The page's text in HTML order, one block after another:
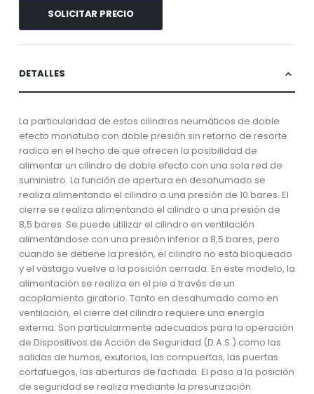
SOLICITAR PRECIO
DETALLES
La particularidad de estos cilindros neumáticos de doble
efecto monotubo con doble presión sin retorno de resorte
radica en el hecho de que ofrecen la posibilidad de
alimentar un cilindro de doble efecto con una sola red de
suministro. La función de apertura en desahumado se
realiza alimentando el cilindro a una presión de 10 bares. El
cierre se realiza alimentando el cilindro a una presión de
8,5 bares. Se puede utilizar el cilindro en ventilación
alimentándose con una presión inferior a 8,5 bares, pero
cuando se detiene la presión, el cilindro no está bloqueado
y el vástago vuelve a la posición cerrada. En este modelo, la
alimentación se realiza en el pie a través de un
acoplamiento giratorio. Tanto en desahumado como en
ventilación, el cierre del cilindro requiere una energía
externa. Son particularmente adecuados para la operación
de Dispositivos de Acción de Seguridad (D.A.S.) como las
salidas de humos, exutorios, las compuertas, las puertas
cortafuegos, las aberturas de fachada. El paso a la posición
de seguridad se realiza mediante la presurización.